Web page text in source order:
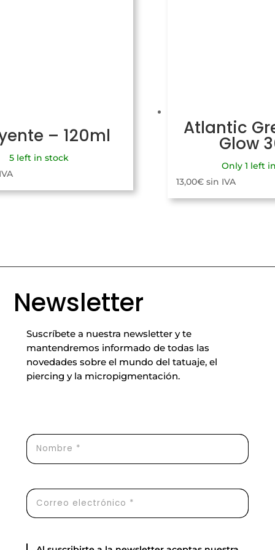
– 120ml
5 left in stock
Atlantic
Glow
Only 1 left
13,00€ sin IVA
Newsletter
Suscríbete a nuestra newsletter y te
mantendremos informado de todas las
novedades sobre el mundo del tatuaje, el
piercing y la micropigmentación.